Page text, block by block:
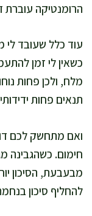
הרומנטיקה
עוד כלל שעובד לי
כשאין לי זמן
מלח, ולכן פחות
תנאים פחות
ואם מתחשק לכם
חימום. כשהגבינה
מבעבעת, הסיכון
להחליף סיכון